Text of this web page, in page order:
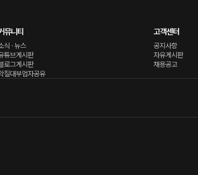
뮤니티
식 · 뉴스
튜브게시판
로그게시판
질대부업자공유
고객센터
공지사항
자유게시판
채용공고